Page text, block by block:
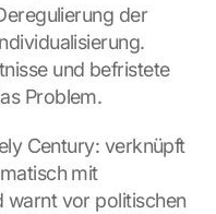
der
und befristete
Problem.
Century: verknüpft
mit
warnt vor politischen